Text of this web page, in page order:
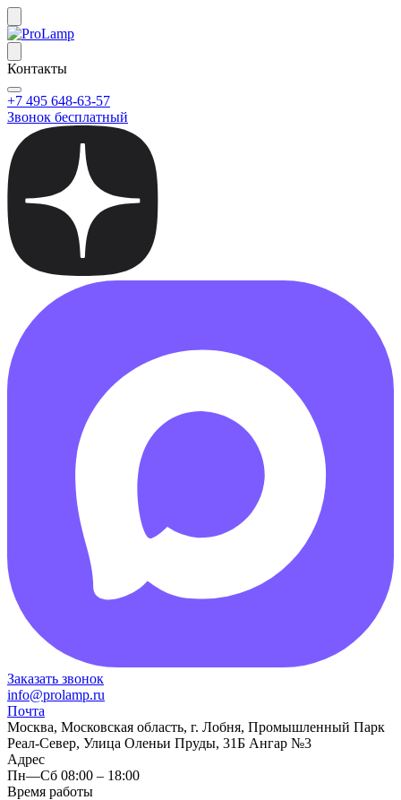
Контакты
+7 495 648-63-57
Звонок бесплатный
Заказать звонок
info@prolamp.ru
Почта
Москва, Московская область, г. Лобня, Промышленный Парк
Реал-Север, Улица Оленьи Пруды, 31Б Ангар №3
Адрес
Пн—Сб 08:00 – 18:00
Время работы